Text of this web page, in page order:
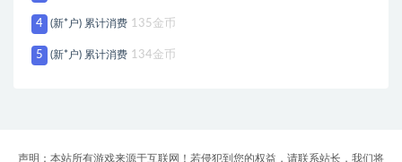
4 (新*户) 累计消费 135金币
5 (新*户) 累计消费 134金币
声明：本站所有游戏来源于互联网！若侵犯到您的权益，请联系站长，我们将